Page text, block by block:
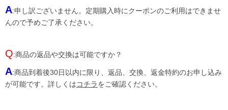
A:申し訳ございません。定期購入時にクーポンのご利用はできませ
んので予めご了承ください。
Q:商品の返品や交換は可能ですか？
A:商品到着後30日以内に限り、返品、交換、返金特約のお申し込み
が可能です。詳しくはコチラをご確認ください。